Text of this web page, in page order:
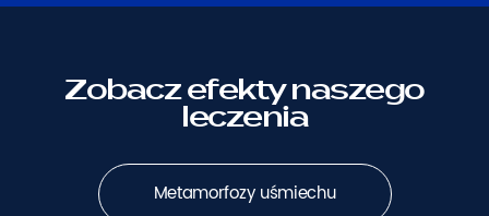
Zobacz efekty naszego
leczenia
Metamorfozy uśmiechu